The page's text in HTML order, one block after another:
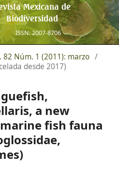
Mexicana de
Biodiversidad
ISSN: 2007-8706
82 Núm. 1 (2011): marzo /
desde 2017)
a new
fish fauna